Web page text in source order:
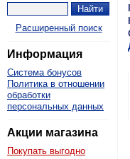
Расширенный поиск
Информация
Система бонусов
Политика в отношении
обработки
персональных данных
Акции магазина
Покупать выгодно